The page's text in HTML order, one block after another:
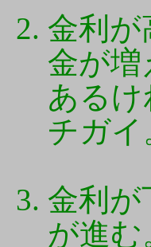
金利
金が
ある
チガ
金利が
が進